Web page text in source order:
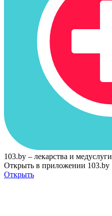
103.by – лекарства и медуслуги
Открыть в приложении 103.by
Открыть